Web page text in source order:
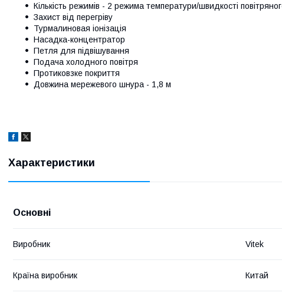
Кількість режимів - 2 режима температури/швидкості
Захист від перегріву
Турмалиновая іонізація
Насадка-концентратор
Петля для підвішування
Подача холодного повітря
Протиковзке покриття
Довжина мережевого шнура - 1,8 м
Характеристики
Основні
Виробник Vitek
Країна виробник Китай